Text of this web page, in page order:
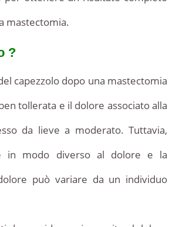
mastectomia.
?
capezzolo dopo una mastectomia
tollerata e il dolore associato alla
da lieve a moderato. Tuttavia,
in modo diverso al dolore e la
può variare da un individuo